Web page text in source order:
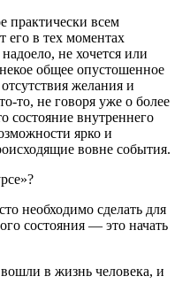
практически всем
его в тех моментах
не хочется или
общее опустошенное
желания и
то, не говоря уже о более
состояние внутреннего
ярко и
вовне события.
необходимо сделать для
состояния — это начать
в жизнь человека, и